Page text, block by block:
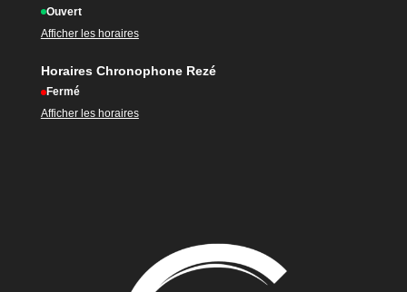
Ouvert
Afficher les horaires
Horaires Chronophone Rezé
Fermé
Afficher les horaires